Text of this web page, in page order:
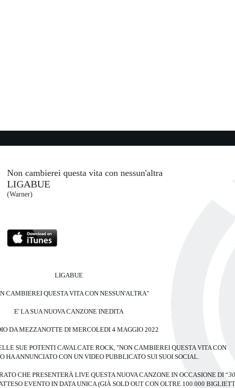
FEAT....
...
Non cambierei questa vita con nessun'altra
LIGABUE
(Warner)
LIGABUE
CAMBIEREI QUESTA VITA CON NESSUN'ALTRA"
E' LA SUA NUOVA CANZONE INEDITA
DA MEZZANOTTE DI MERCOLEDI 4 MAGGIO 2022
SUE POTENTI CAVALCATE ROCK, "NON CAMBIEREI QUESTA VITA CON
HA ANNUNCIATO CON UN VIDEO PUBBLICATO SUI SUOI SOCIAL.
CHE PRESENTERÀ LIVE QUESTA NUOVA CANZONE IN OCCASIONE DI “30
EVENTO IN DATA UNICA (GIÀ SOLD OUT CON OLTRE 100.000